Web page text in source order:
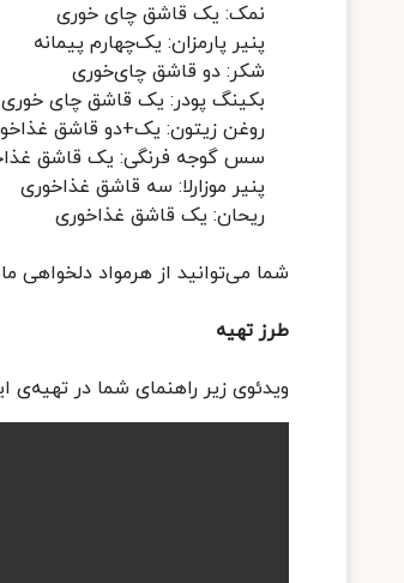
نمک: یک قاشق چای خوری
پنیر پارمزان: یک‌چهارم پیمانه
شکر: دو قاشق چای‌خوری
بکینگ پودر: یک قاشق چای خوری
روغن زیتون: یک+دو قاشق
سس گوجه فرنگی: یک قاشق
پنیر موزارلا: سه قاشق غذاخوری
ریحان: یک قاشق غذاخوری
شما می‌توانید از هرمواد دلخواهی
طرز تهیه
ویدئوی زیر راهنمای شما در تهیه‌ی